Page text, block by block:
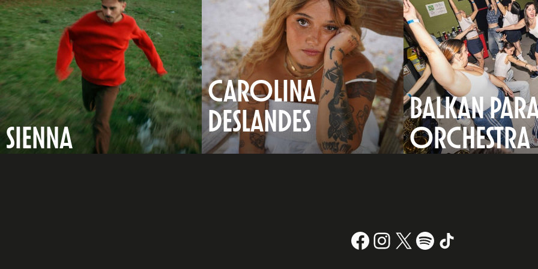
SIENNA
CAROLINA
DESLANDES
BALKAN
ORCHESTRA
Facebook
Instagram
X # TikTok